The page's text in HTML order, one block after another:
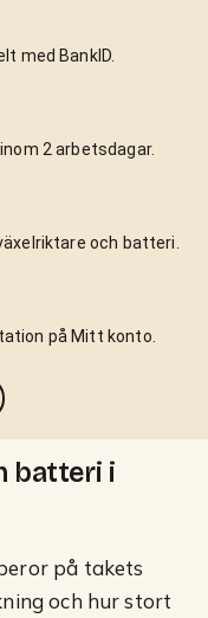
med BankID.
2 arbetsdagar.
och batteri.
på Mitt konto.
batteri i
på takets
och hur stort